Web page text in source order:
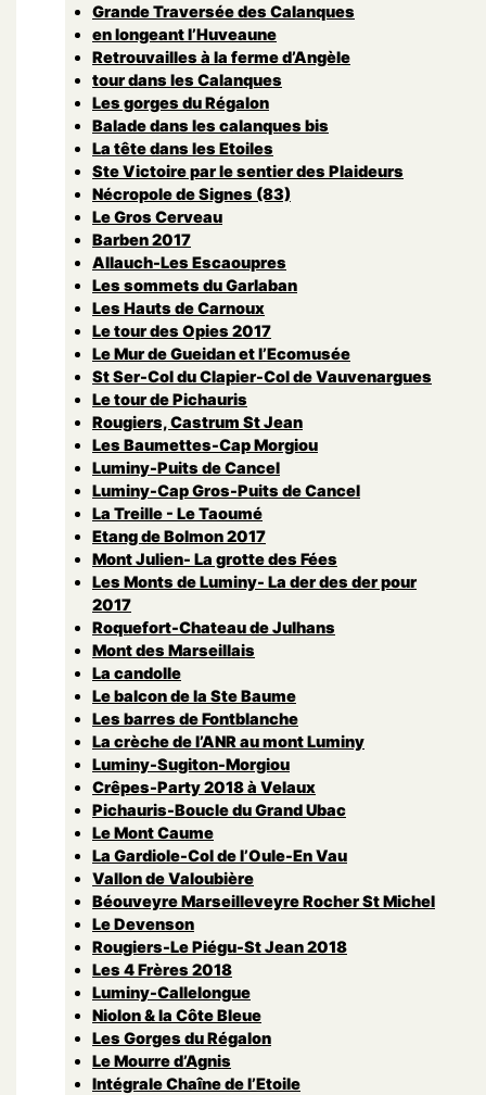
Grande Traversée des Calanques
en longeant l’Huveaune
Retrouvailles à la ferme d’Angèle
tour dans les Calanques
Les gorges du Régalon
Balade dans les calanques bis
La tête dans les Etoiles
Ste Victoire par le sentier des Plaideurs
Nécropole de Signes (83)
Le Gros Cerveau
Barben 2017
Allauch-Les Escaoupres
Les sommets du Garlaban
Les Hauts de Carnoux
Le tour des Opies 2017
Le Mur de Gueidan et l’Ecomusée
St Ser-Col du Clapier-Col de Vauvenargues
Le tour de Pichauris
Rougiers, Castrum St Jean
Les Baumettes-Cap Morgiou
Luminy-Puits de Cancel
Luminy-Cap Gros-Puits de Cancel
La Treille - Le Taoumé
Etang de Bolmon 2017
Mont Julien- La grotte des Fées
Les Monts de Luminy- La der des der pour
2017
Roquefort-Chateau de Julhans
Mont des Marseillais
La candolle
Le balcon de la Ste Baume
Les barres de Fontblanche
La crèche de l’ANR au mont Luminy
Luminy-Sugiton-Morgiou
Crêpes-Party 2018 à Velaux
Pichauris-Boucle du Grand Ubac
Le Mont Caume
La Gardiole-Col de l’Oule-En Vau
Vallon de Valoubière
Béouveyre Marseilleveyre Rocher St Michel
Le Devenson
Rougiers-Le Piégu-St Jean 2018
Les 4 Frères 2018
Luminy-Callelongue
Niolon & la Côte Bleue
Les Gorges du Régalon
Le Mourre d’Agnis
Intégrale Chaîne de l’Etoile